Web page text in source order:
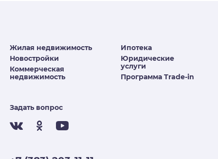
Жилая недвижимость
Новостройки
Коммерческая
недвижимость
Ипотека
Юридические
услуги
Программа Trade-in
Задать вопрос